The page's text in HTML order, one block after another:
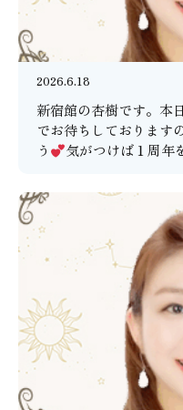
2026.6.18
新宿館の杏樹です。本
でお待ちしております
う
気がつけば１周年